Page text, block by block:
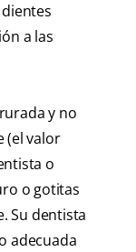
a las
y no
(el valor
o
o gotitas
Su dentista
adecuada